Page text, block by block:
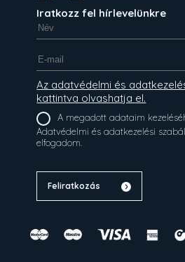
Iratkozz fel hírlevelünkre
Az adatvédelmi és
kattintva olvashatja el.
A megadott adataim
Adatvédelmi és adatkezelési
elfogadom.
Feliratkozás